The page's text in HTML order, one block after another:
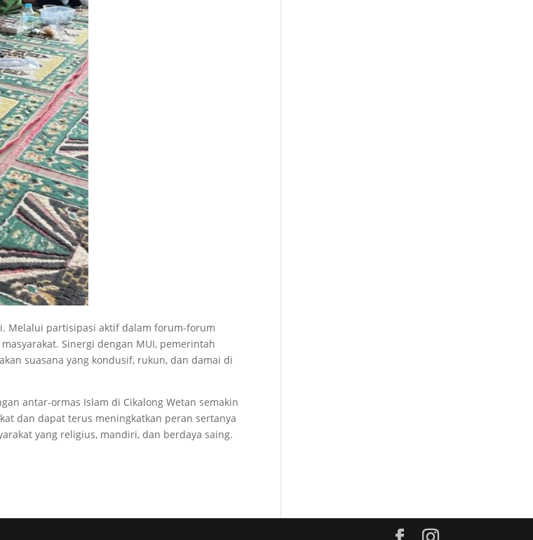
Melalui partisipasi aktif dalam forum-forum
Sinergi dengan MUI, pemerintah
suasana yang kondusif, rukun, dan damai di
antar-ormas Islam di Cikalong Wetan semakin
dan dapat terus meningkatkan peran sertanya
yang religius, mandiri, dan berdaya saing.